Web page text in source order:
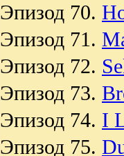
Эпизод 70.
Эпизод 71.
Эпизод 72.
Эпизод 73.
Эпизод 74. I
Эпизод 75.